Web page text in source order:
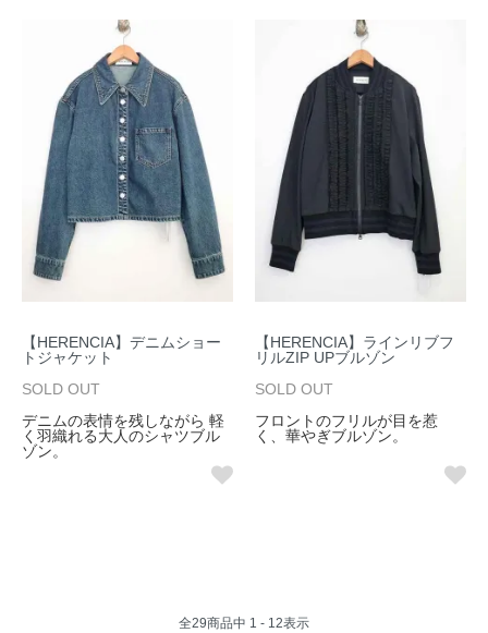
【HERENCIA】デニムショー
トジャケット
SOLD OUT
デニムの表情を残しながら 軽
く羽織れる大人のシャツブル
ゾン。
【HERENCIA】ラインリブフ
リルZIP UPブルゾン
SOLD OUT
フロントのフリルが目を惹
く、華やぎブルゾン。
全29商品中 1 - 12表示